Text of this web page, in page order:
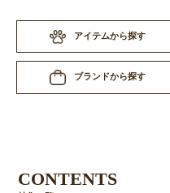
アイテムから探す
ブランドから探す
CONTENTS